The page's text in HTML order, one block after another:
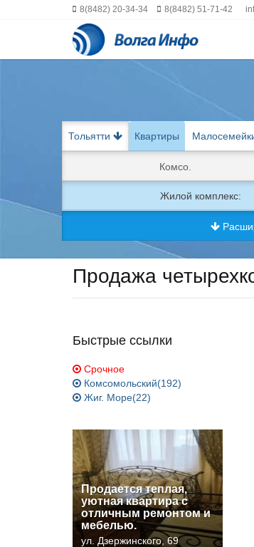
8(8482) 20-34-34 8(8482) 51-71-42
Тольятти Квартиры
Комсо.
Жилой комплекс:
Продажа
Быстрые ссылки
Срочное
Комсомольский(192)
Жиг. Море(22)
Прoдaетcя тeплая,
уютная квартира c
отличным pемoнтом и
мeбeлью.
ул. Дзержинского, 69